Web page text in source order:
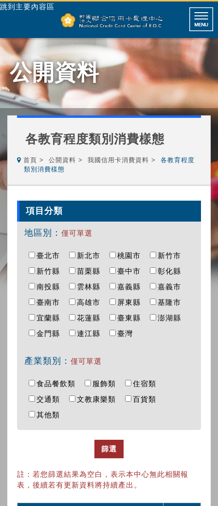
跳到主要內容區
公開資料
各教育程度類別消費樣態
首頁 公開資料 我國信用卡消費資料
各教育程度
類別消費樣態
項目分類
地區別： 僅可單選
臺北市 新北市 桃園市
新竹市
新竹縣
苗栗縣 臺中市
彰化縣
南投縣
雲林縣 嘉義縣
嘉義市
臺南市
高雄市 屏東縣
基隆市
宜蘭縣
花蓮縣 臺東縣
澎湖縣
金門縣
連江縣 臺灣
產業類別： 僅可單選
食品餐飲類 服飾類
住宿類
交通類
文教康樂類
百貨類
其他類
篩選
註：若您篩選結果為空白，表示本中心無此相關報
表，後續若有更新資料將持續產出。